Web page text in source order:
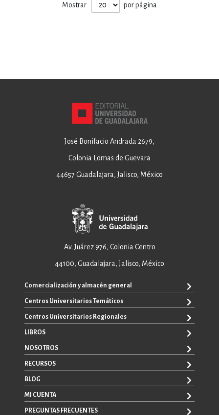
Mostrar por página
José Bonifacio Andrada 2679,
Colonia Lomas de Guevara
44657 Guadalajara, Jalisco, México
Av. Juárez 976, Colonia Centro
44100, Guadalajara, Jalisco, México
Comercialización y almacén general
ventas@editorial.udg.mx
WhatsApp: +52 33 1433 6869
Centros Universitarios Temáticos
CUAAD
CUCEA
CUCBA
CUCEI
CUCSH
Centros Universitarios Regionales
CUAAD
CUCBA
CUCOSTA
CUCHAPALA
CUCSH
LIBROS
TODOS LOS LIBROS
E-BOOKS
CATÁLOGOS
NOSOTROS
SOBRE NOSOTROS
CONTACTO
RECURSOS
PROMOCIONALES
CONVOCATORIAS
BLOG
LA VENTANA ROJA
MI CUENTA
REGISTRO
PREGUNTAS FRECUENTES